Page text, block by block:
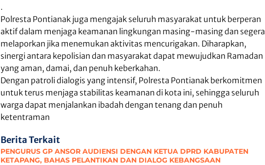
.
Polresta Pontianak juga mengajak seluruh masyarakat untuk berperan
aktif dalam menjaga keamanan lingkungan masing-masing dan segera
melaporkan jika menemukan aktivitas mencurigakan. Diharapkan,
sinergi antara kepolisian dan masyarakat dapat mewujudkan Ramadan
yang aman, damai, dan penuh keberkahan.
Dengan patroli dialogis yang intensif, Polresta Pontianak berkomitmen
untuk terus menjaga stabilitas keamanan di kota ini, sehingga seluruh
warga dapat menjalankan ibadah dengan tenang dan penuh
ketentraman
Berita Terkait
PENGURUS GP ANSOR AUDIENSI DENGAN KETUA DPRD KABUPATEN
KETAPANG, BAHAS PELANTIKAN DAN DIALOG KEBANGSAAN